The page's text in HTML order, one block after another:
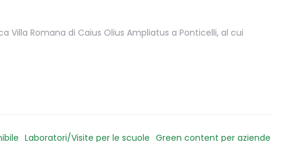
Romana di Caius Olius Ampliatus a Ponticelli, al cui
Laboratori/Visite per le scuole Green content per aziende